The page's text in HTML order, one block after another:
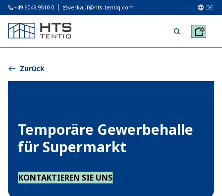
+49 6049 9510 0 verkauf@hts-tentiq.com DE
Zurück
Temporäre Gewerbehalle
für Supermarkt
KONTAKTIEREN SIE UNS